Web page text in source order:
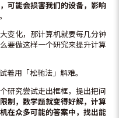
可能会损害我们的设备，影响
变化，那计算机就要每几分钟
要做这样一个研究来提升计算
着用「松驰法」解难。
研究尝试走出框框，提出把问
制，数学题就变得好解，计算
在众多可能的答案中，找出能